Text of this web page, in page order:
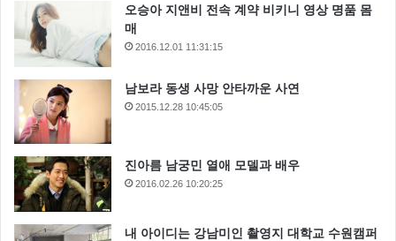
오승아 지앤비 전속 계약 비키니 영상 명품 몸
매
2016.12.01 11:31:15
남보라 동생 사망 안타까운 사연
2015.12.28 10:45:05
진아름 남궁민 열애 모델과 배우
2016.02.26 10:20:25
내 아이디는 강남미인 촬영지 대학교 수원캠퍼